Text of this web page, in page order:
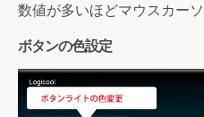
数値が多いほどマウスカー
ボタンの色設定